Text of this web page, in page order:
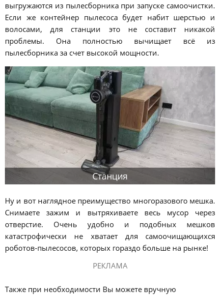
выгружаются из пылесборника при запуске самоочистки.
Если же контейнер пылесоса будет набит шерстью и
волосами, для станции это не составит никакой
проблемы. Она полностью вычищает всё из
пылесборника за счет высокой мощности.
Станция
Ну и вот наглядное преимущество многоразового мешка.
Снимаете зажим и вытряхиваете весь мусор через
отверстие. Очень удобно и подобных мешков
катастрофически не хватает для самоочищающихся
роботов-пылесосов, которых гораздо больше на рынке!
РЕКЛАМА
Также при необходимости Вы можете вручную